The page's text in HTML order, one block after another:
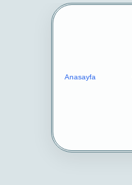
Anasayfa